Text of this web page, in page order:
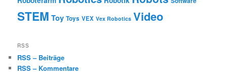
STEM Toy Toys VEX Vex Robotics Video
RSS
RSS – Beiträge
RSS – Kommentare